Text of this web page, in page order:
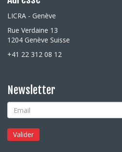
LICRA - Genève
Rue Verdaine 13
1204 Genève Suisse
+41 22 312 08 12
Newsletter